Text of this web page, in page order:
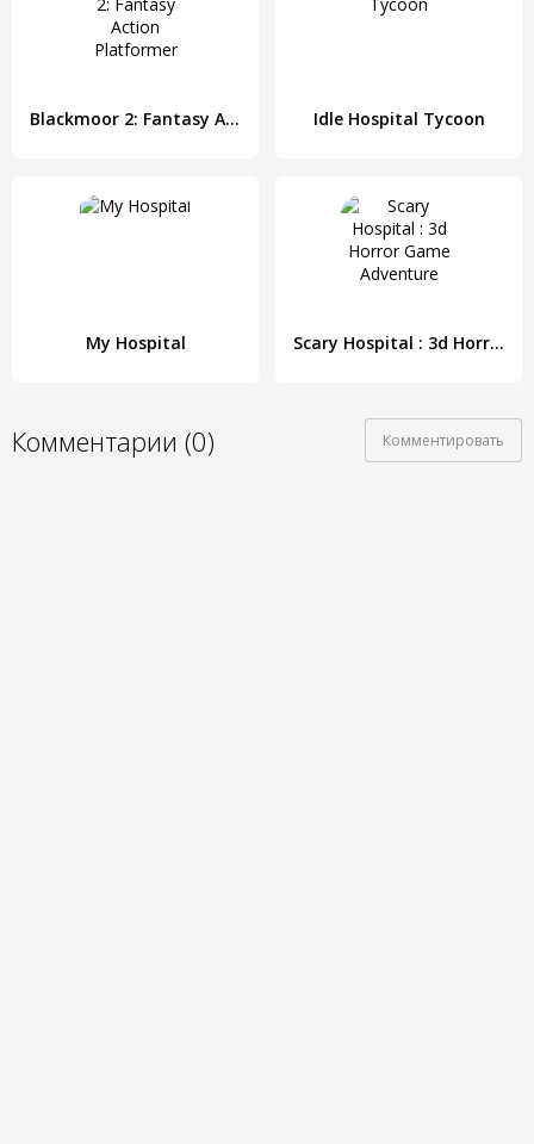
Blackmoor 2: Fantasy Action Platformer Idle Hospital Tycoon
My Hospital Scary Hospital : 3d Horror Game Adventure
Комментарии (0) Комментировать